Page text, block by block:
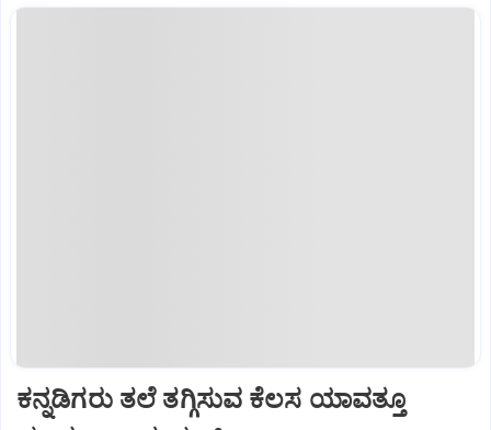
ಕನ್ನಡಿಗರು ತಲೆ ತಗ್ಗಿಸುವ ಕೆಲಸ ಯಾವತ್ತೂ